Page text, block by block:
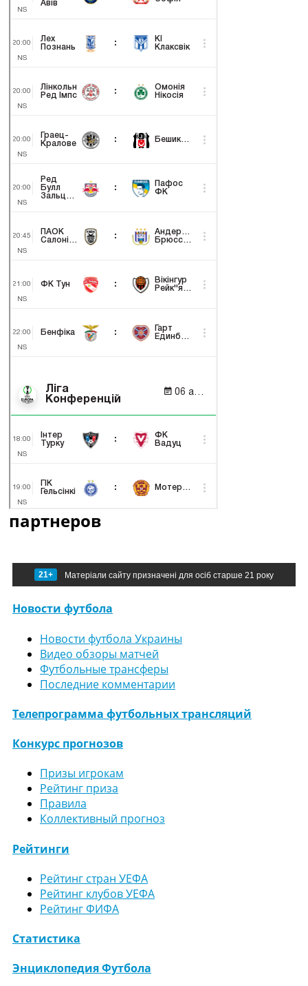
партнеров
21+ Матеріали сайту призначені для осіб старше 21 року
Новости футбола
Новости футбола Украины
Видео обзоры матчей
Футбольные трансферы
Последние комментарии
Телепрограмма футбольных трансляций
Конкурс прогнозов
Призы игрокам
Рейтинг приза
Правила
Коллективный прогноз
Рейтинги
Рейтинг стран УЕФА
Рейтинг клубов УЕФА
Рейтинг ФИФА
Статистика
Энциклопедия Футбола